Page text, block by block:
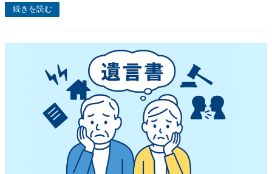
続きを読む